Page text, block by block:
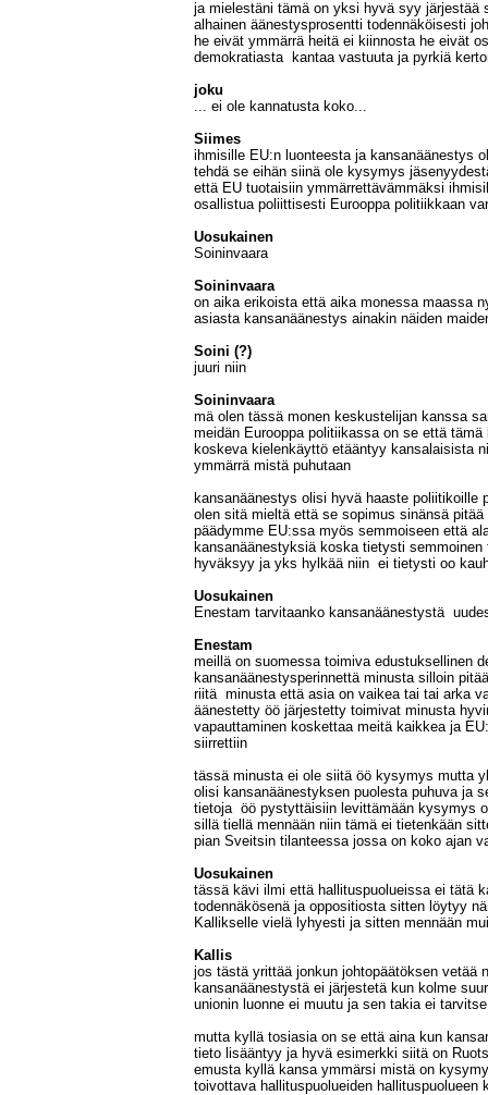
ja mielestäni tämä on yksi hyvä syy järjestää
alhainen äänestysprosentti todennäköisesti
he eivät ymmärrä heitä ei kiinnosta he eivät
demokratiasta kantaa vastuuta ja pyrkiä
joku
... ei ole kannatusta koko...
Siimes
ihmisille EU:n luonteesta ja kansanäänestys
tehdä se eihän siinä ole kysymys
että EU tuotaisiin ymmärrettävämmäksi
osallistua poliittisesti Eurooppa politiikkaan
Uosukainen
Soininvaara
Soininvaara
on aika erikoista että aika monessa maassa
asiasta kansanäänestys ainakin näiden
Soini (?)
juuri niin
Soininvaara
mä olen tässä monen keskustelijan kanssa
meidän Eurooppa politiikassa on se että
koskeva kielenkäyttö etääntyy kansalaisista
ymmärrä mistä puhutaan
kansanäänestys olisi hyvä haaste poliitikoille
olen sitä mieltä että se sopimus sinänsä
päädymme EU:ssa myös semmoiseen että
kansanäänestyksiä koska tietysti
hyväksyy ja yks hylkää niin ei tietysti oo
Uosukainen
Enestam tarvitaanko kansanäänestystä
Enestam
meillä on suomessa toimiva edustuksellinen
kansanäänestysperinnettä minusta silloin
riitä minusta että asia on vaikea tai tai arka
äänestetty öö järjestetty toimivat minusta
vapauttaminen koskettaa meitä kaikkea ja
siirrettiin
tässä minusta ei ole siitä öö kysymys mutta
olisi kansanäänestyksen puolesta puhuva ja
tietoja öö pystyttäisiin levittämään kysymys
sillä tiellä mennään niin tämä ei tietenkään
pian Sveitsin tilanteessa jossa on koko ajan
Uosukainen
tässä kävi ilmi että hallituspuolueissa ei tätä
todennäkösenä ja oppositiosta sitten löytyy
Kallikselle vielä lyhyesti ja sitten mennään
Kallis
jos tästä yrittää jonkun johtopäätöksen vetää
kansanäänestystä ei järjestetä kun kolme
unionin luonne ei muutu ja sen takia ei
mutta kyllä tosiasia on se että aina kun
tieto lisääntyy ja hyvä esimerkki siitä on
emusta kyllä kansa ymmärsi mistä on
toivottava hallituspuolueiden hallituspuolueen